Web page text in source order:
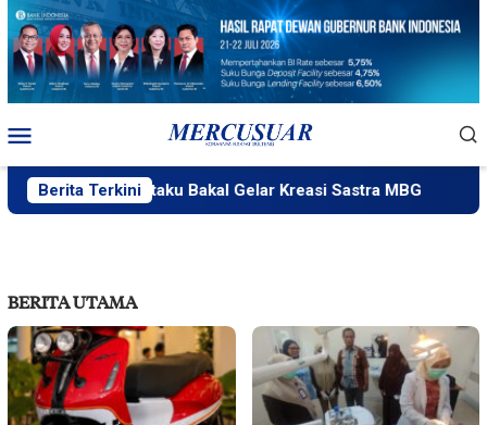
Loncat
konten
Mobile
Berita Terkini
PlakPlik Ngataku Bakal Gelar Kreasi Sastra MBG
BERITA UTAMA